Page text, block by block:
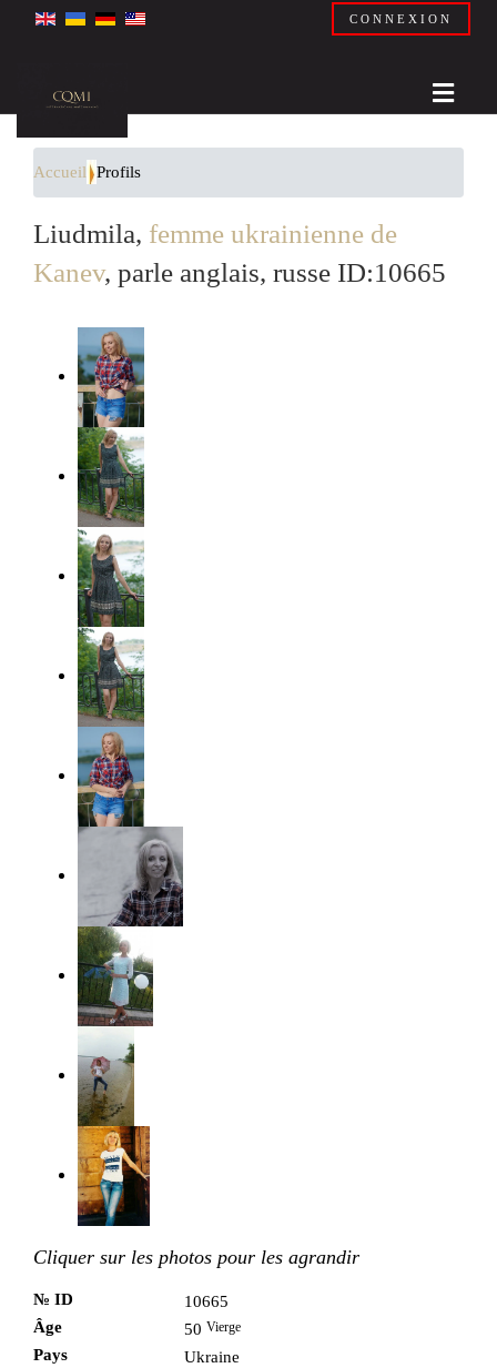
CONNEXION
Accueil Profils
Liudmila, femme ukrainienne de
Kanev, parle anglais, russe ID:10665
Cliquer sur les photos pour les agrandir
№ ID
10665
Âge
50 Vierge
Pays
Ukraine